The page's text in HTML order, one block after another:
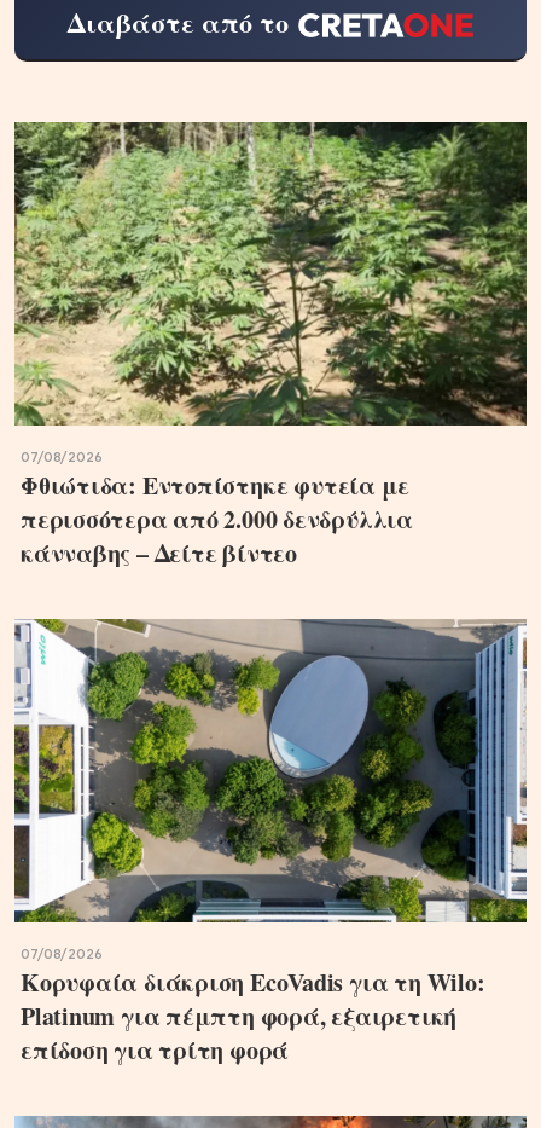
Διαβάστε από το
07/08/2026
Φθιώτιδα: Εντοπίστηκε φυτεία με
περισσότερα από 2.000 δενδρύλλια
κάνναβης – Δείτε βίντεο
07/08/2026
Κορυφαία διάκριση EcoVadis για τη Wilo:
Platinum για πέμπτη φορά, εξαιρετική
επίδοση για τρίτη φορά